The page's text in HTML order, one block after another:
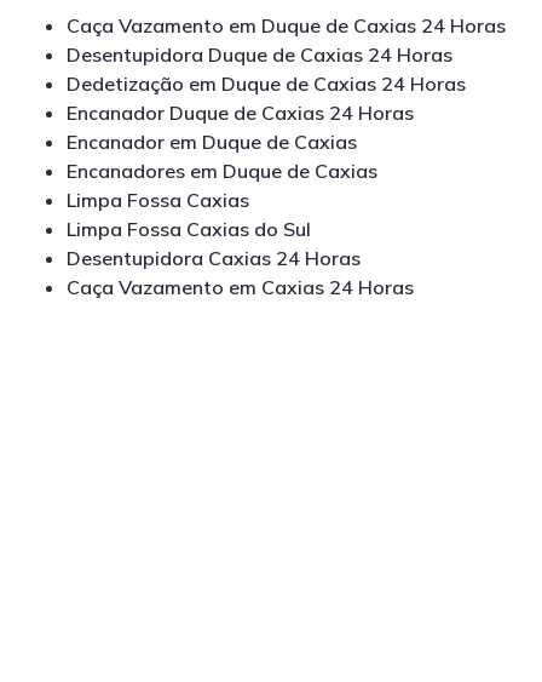
Caça Vazamento em Duque de Caxias 24 Horas
Desentupidora Duque de Caxias 24 Horas
Dedetização em Duque de Caxias 24 Horas
Encanador Duque de Caxias 24 Horas
Encanador em Duque de Caxias
Encanadores em Duque de Caxias
Limpa Fossa Caxias
Limpa Fossa Caxias do Sul
Desentupidora Caxias 24 Horas
Caça Vazamento em Caxias 24 Horas